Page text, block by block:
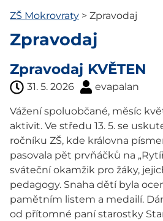
ZŠ Mokrovraty > Zpravodaj
Zpravodaj
Zpravodaj KVĚTEN
31. 5. 2026 evapalan
Vážení spoluobčané, měsíc
aktivit. Ve středu 13. 5. se
ročníku ZŠ, kde královna
pasovala pět prvňáčků na
sváteční okamžik pro žáky,
pedagogy. Snaha dětí byla
pamětním listem a medailí.
od přítomné paní starostky